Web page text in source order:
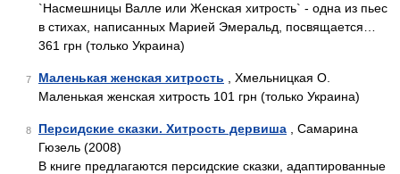
`Насмешницы Валле или Женская хитрость` - одна из пьес
в стихах, написанных Марией Эмеральд, посвящается…
361 грн (только Украина)
7 Маленькая женская хитрость , Хмельницкая О.
Маленькая женская хитрость 101 грн (только Украина)
8 Персидские сказки. Хитрость дервиша , Самарина
Гюзель (2008)
В книге предлагаются персидские сказки, адаптированные